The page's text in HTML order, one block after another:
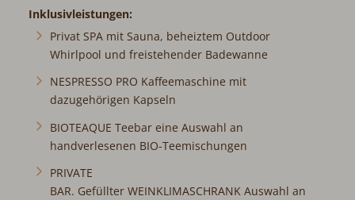
Inklusivleistungen:
Privat SPA mit Sauna, beheiztem Outdoor
Whirlpool und freistehender Badewanne
NESPRESSO PRO Kaffeemaschine mit
dazugehörigen Kapseln
BIOTEAQUE Teebar eine Auswahl an
handverlesenen BIO-Teemischungen
PRIVATE
BAR. Gefüllter WEINKLIMASCHRANK Auswahl an